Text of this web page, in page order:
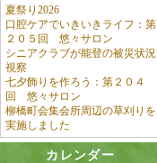
夏祭り2026
口腔ケアでいきいきライフ：第
２０５回 悠々サロン
シニアクラブが能登の被災状況
視察
七夕飾りを作ろう：第２０４
回 悠々サロン
柳橋町会集会所周辺の草刈りを
実施しました
カレンダー